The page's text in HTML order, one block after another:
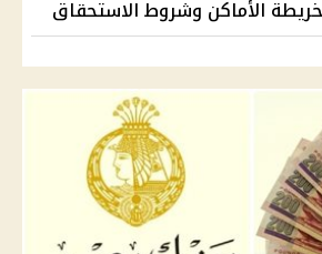
الأماكن وشروط الاستحقاق